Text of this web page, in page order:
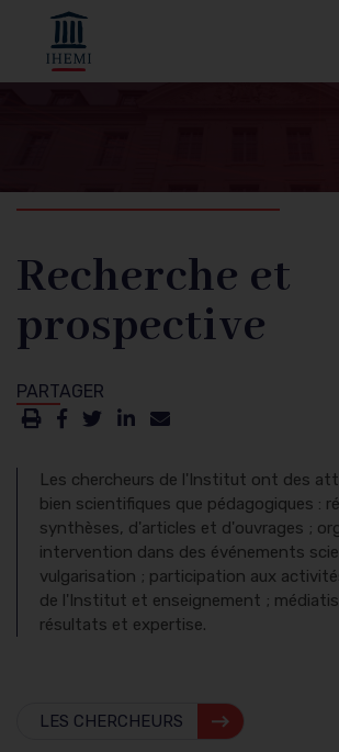
Retour à
Fil
d'Ariane
Recherche et
prospective
Les chercheurs de l'Institut ont des
bien scientifiques que pédagogiques :
synthèses, d'articles et d'ouvrages ;
intervention dans des événements
vulgarisation ; participation aux
de l'Institut et enseignement ;
résultats et expertise.
LES CHERCHEURS